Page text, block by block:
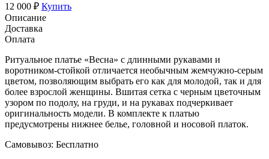
12 000 ₽ Купить
Описание
Доставка
Оплата
Ритуальное платье «Весна» с длинными рукавами и
воротником-стойкой отличается необычным жемчужно-серым
цветом, позволяющим выбрать его как для молодой, так и для
более взрослой женщины. Вшитая сетка с черным цветочным
узором по подолу, на груди, и на рукавах подчеркивает
оригинальность модели. В комплекте к платью
предусмотрены нижнее белье, головной и носовой платок.
Самовывоз: Бесплатно